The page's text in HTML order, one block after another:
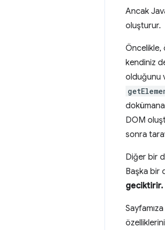
Ancak
oluşturur.
Öncelikle,
kendiniz
olduğunu
DOM
sonra
Diğer bir
Başka bir
geciktirir.